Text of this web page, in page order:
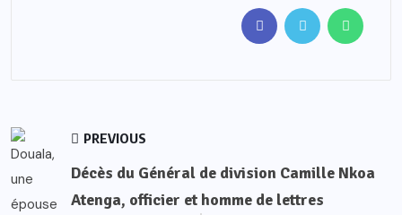
PREVIOUS
Décès du Général de division Camille Nkoa
Atenga, officier et homme de lettres